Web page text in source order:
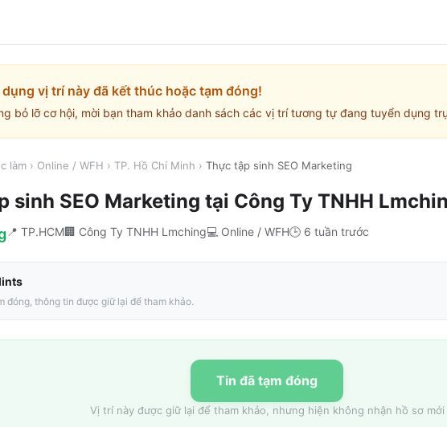
vị trí này đã kết thúc hoặc tạm đóng!
bỏ lỡ cơ hội, mời bạn tham khảo danh sách các vị trí tương tự đang tuyển dụng
làm › Online / WFH › TP. Hồ Chí Minh › Thực tập sinh SEO Marketing
sinh SEO Marketing tại Công Ty TNHH
📍 TP.HCM🏢 Công Ty TNHH Lmching💻 Online / WFH🕒 6 tuần trước
đóng, thông tin được giữ lại để tham khảo.
Tin đã tạm đóng
Vị trí này được giữ lại để tham khảo, nhưng hiện không nhận hồ sơ mới